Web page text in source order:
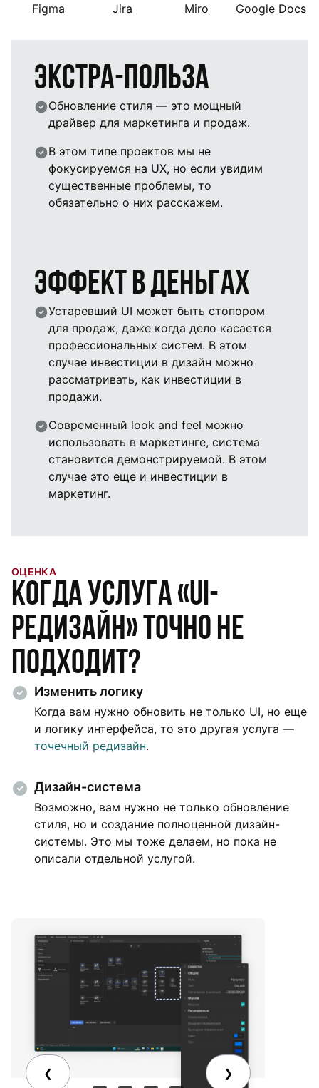
Figma Jira Miro Google Docs
Экстра-польза
Обновление стиля — это мощный
драйвер для маркетинга и продаж.
В этом типе проектов мы не
фокусируемся на UX, но если увидим
существенные проблемы, то
обязательно о них расскажем.
Эффект в деньгах
Устаревший UI может быть стопором
для продаж, даже когда дело касается
профессиональных систем. В этом
случае инвестиции в дизайн можно
рассматривать, как инвестиции в
продажи.
Современный look and feel можно
использовать в маркетинге, cистема
становится демонстрируемой. В этом
случае это еще и инвестиции в
маркетинг.
ОЦЕНКА
Когда услуга «UI-
редизайн» точно не
подходит?
Изменить логику
Когда вам нужно обновить не только UI, но еще
и логику интерфейса, то это другая услуга —
точечный редизайн.
Дизайн-система
Возможно, вам нужно не только обновление
стиля, но и создание полноценной дизайн-
системы. Это мы тоже делаем, но пока не
описали отдельной услугой.
Особенности
❮ ❯